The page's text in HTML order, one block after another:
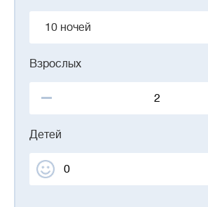
10 ночей
Взрослых
Детей